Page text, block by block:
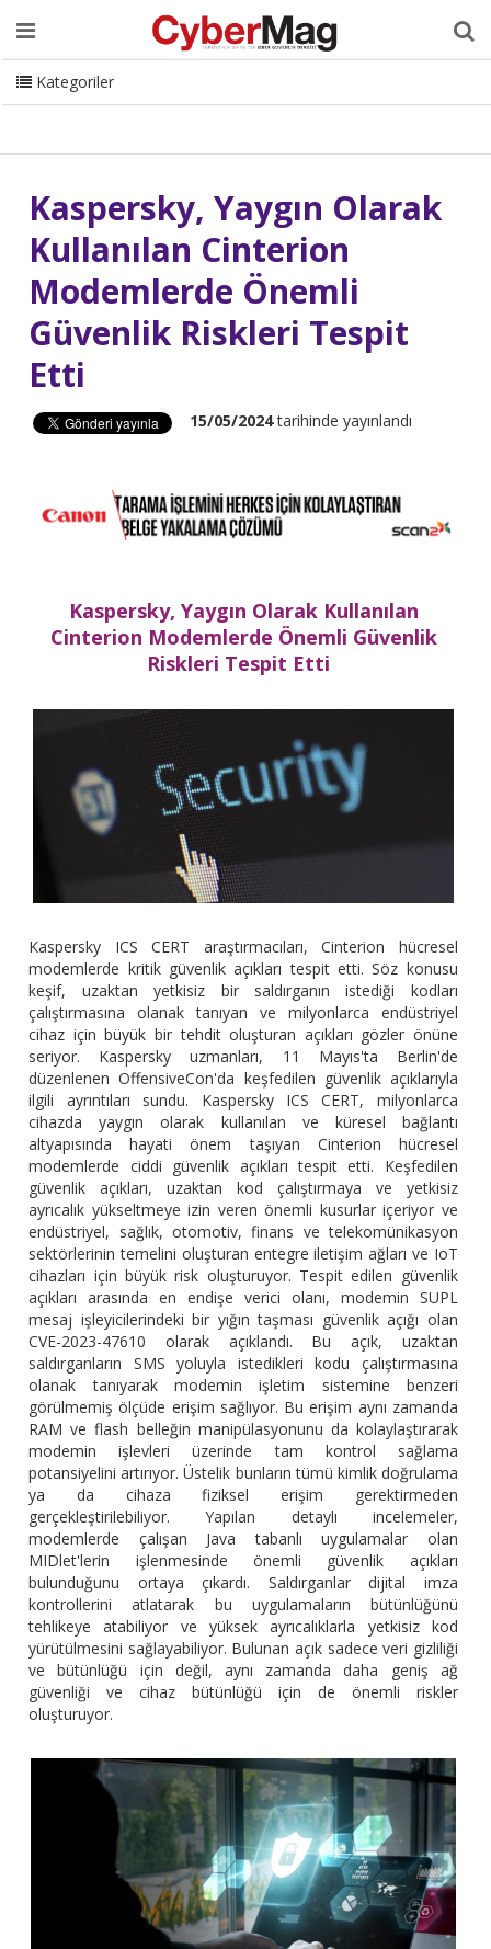
Ana Sayfa Hakkımızda Dergi Editörden
Danışmanlık
ISC Turkey Sizden Gelenler
İletişim
CyberMag Logo
Kategoriler
Kaspersky, Yaygın Olarak
Kullanılan Cinterion
Modemlerde Önemli
Güvenlik Riskleri Tespit
Etti
15/05/2024tarihinde yayınlandı
Kaspersky, Yaygın Olarak Kullanılan
Cinterion Modemlerde Önemli Güvenlik
Riskleri Tespit Etti
Kaspersky ICS CERT araştırmacıları, Cinterion hücresel
modemlerde kritik güvenlik açıkları tespit etti. Söz konusu
keşif, uzaktan yetkisiz bir saldırganın istediği kodları
çalıştırmasına olanak tanıyan ve milyonlarca endüstriyel
cihaz için büyük bir tehdit oluşturan açıkları gözler önüne
seriyor. Kaspersky uzmanları, 11 Mayıs'ta Berlin'de
düzenlenen OffensiveCon'da keşfedilen güvenlik açıklarıyla
ilgili ayrıntıları sundu.
Kaspersky ICS CERT, milyonlarca
cihazda yaygın olarak kullanılan ve küresel bağlantı
altyapısında hayati önem taşıyan Cinterion hücresel
modemlerde ciddi güvenlik açıkları tespit etti. Keşfedilen
güvenlik açıkları, uzaktan kod çalıştırmaya ve yetkisiz
ayrıcalık yükseltmeye izin veren önemli kusurlar içeriyor ve
endüstriyel, sağlık, otomotiv, finans ve telekomünikasyon
sektörlerinin temelini oluşturan entegre iletişim ağları ve IoT
cihazları için büyük risk oluşturuyor. Tespit edilen güvenlik
açıkları arasında en endişe verici olanı, modemin SUPL
mesaj işleyicilerindeki bir yığın taşması güvenlik açığı olan
CVE-2023-47610 olarak açıklandı. Bu açık, uzaktan
saldırganların SMS yoluyla istedikleri kodu çalıştırmasına
olanak tanıyarak modemin işletim sistemine benzeri
görülmemiş ölçüde erişim sağlıyor. Bu erişim aynı zamanda
RAM ve flash belleğin manipülasyonunu da kolaylaştırarak
modemin işlevleri üzerinde tam kontrol sağlama
potansiyelini artırıyor. Üstelik bunların tümü kimlik doğrulama
ya da cihaza fiziksel erişim gerektirmeden
gerçekleştirilebiliyor.
Yapılan detaylı incelemeler,
modemlerde çalışan Java tabanlı uygulamalar olan
MIDlet'lerin işlenmesinde önemli güvenlik açıkları
bulunduğunu ortaya çıkardı. Saldırganlar dijital imza
kontrollerini atlatarak bu uygulamaların bütünlüğünü
tehlikeye atabiliyor ve yüksek ayrıcalıklarla yetkisiz kod
yürütülmesini sağlayabiliyor. Bulunan açık sadece veri gizliliği
ve bütünlüğü için değil, aynı zamanda daha geniş ağ
güvenliği ve cihaz bütünlüğü için de önemli riskler
oluşturuyor.